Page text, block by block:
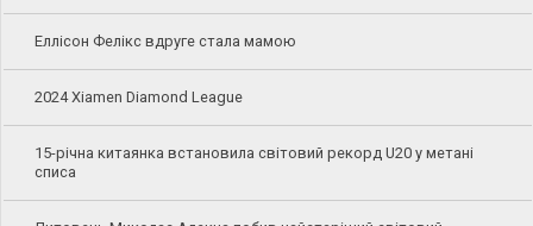
Еллісон Фелікс вдруге стала мамою
2024 Xiamen Diamond League
15-річна китаянка встановила світовий рекорд U20 у метані
списа